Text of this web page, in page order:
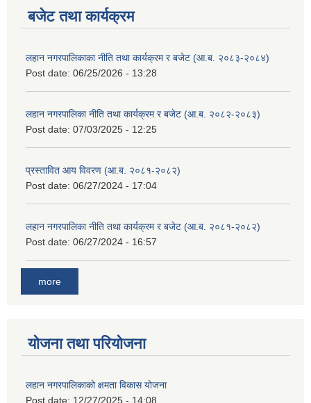
बजेट तथा कार्यक्रम
लहान नगरपालिकाका नीति तथा कार्यक्रम र बजेट (आ.ब. २०८३-२०८४)
Post date: 06/25/2026 - 13:28
लहान नगरपालिका नीति तथा कार्यक्रम र बजेट (आ.ब. २०८२-२०८३)
Post date: 07/03/2025 - 12:25
प्रस्तावित आय विवरण (आ.ब. २०८१-२०८२)
Post date: 06/27/2024 - 17:04
लहान नगरपालिका नीति तथा कार्यक्रम र बजेट (आ.ब. २०८१-२०८२)
Post date: 06/27/2024 - 16:57
more
योजना तथा परियोजना
लहान नगरपालिकाको क्षमता विकास योजना
Post date: 12/27/2025 - 14:08